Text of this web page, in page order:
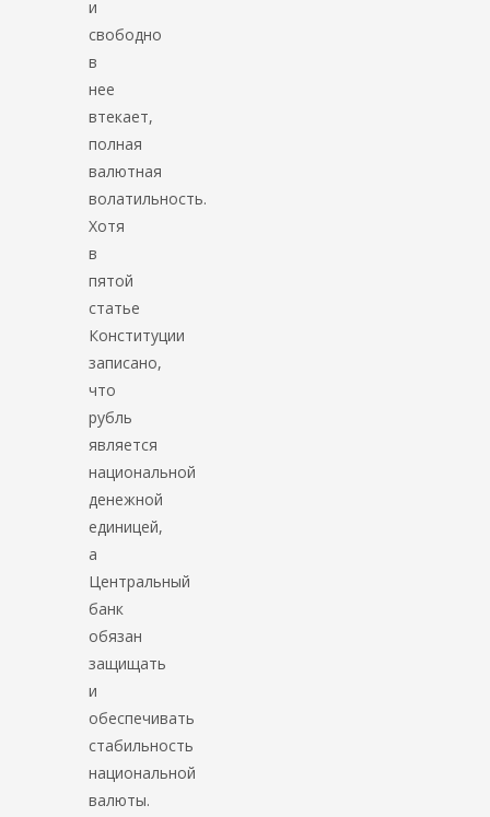
и
свободно
в
нее
втекает,
полная
валютная
волатильность.
Хотя
в
пятой
статье
Конституции
записано,
что
рубль
является
национальной
денежной
единицей,
а
Центральный
банк
обязан
защищать
и
обеспечивать
стабильность
национальной
валюты.